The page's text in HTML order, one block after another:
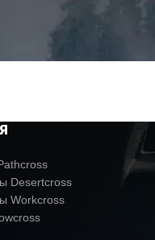
— 20 кг, задняя — 40 кг
Desertcross
Workcross